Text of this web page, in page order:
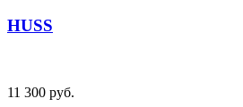
HUSS
11 300 руб.